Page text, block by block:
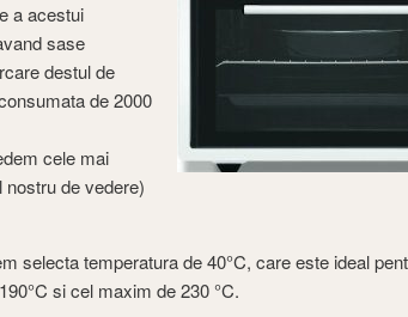
a acestui
sase
destul de
de 2000
cele mai
de vedere)
selecta temperatura de 40°C, care este ideal
si cel maxim de 230 °C.